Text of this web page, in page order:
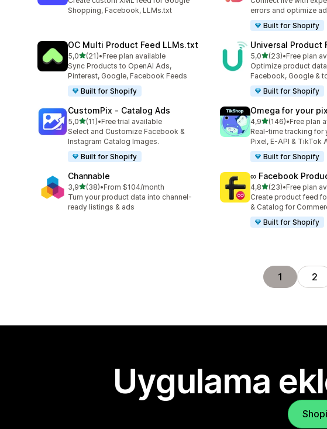
Shopping, Facebook, LLMs.txt
errors and optimize
Built for Shopify
OC Multi Product Feed LLMs.txt
5,05 yıldız üzerinden
(21)
toplam 21 değerlendirme
•Free plan available
Sync Products to OpenAI Ads,
Pinterest, Google, Facebook Feeds
Built for Shopify
Universal Product
5,05 yıldız üzerinden
(23)
toplam 23•Free plan
Optimize product
Facebook, Google &
Built for Shopify
CustomPix ‑ Catalog Ads
5,05 yıldız üzerinden
(11)
toplam 11 değerlendirme
•Free trial available
Select and Customize Facebook &
Instagram Catalog Images.
Built for Shopify
Omega for your
4,95 yıldız üzerinden
(146)
toplam 146•Free plan
Real-time tracking for
Pixel, E-API & TikTok
Built for Shopify
Channable
3,95 yıldız üzerinden
(38)
toplam 38 değerlendirme
•From $104/month
Turn your product data into channel-
ready listings & ads
∞ Facebook
4,85 yıldız üzerinden
(23)
toplam 23•Free plan
Create product feed
& Catalog for
Built for Shopify
1 2
Uygulama